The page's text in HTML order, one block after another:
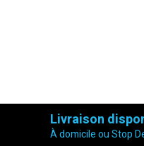
Livraison
À domicile ou Stop